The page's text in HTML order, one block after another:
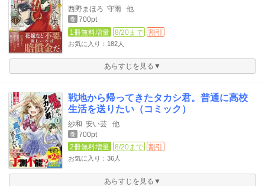
西野まほろ 守雨 他
巻 700pt
1冊無料増量
8/20まで 割引
お気に入り：182人
あらすじを見る▼
戦地から帰ってきたタカシ君。普通に高校
生活を送りたい（コミック）
紗和 安い芸 他
巻 700pt
2冊無料増量
8/20まで 割引
お気に入り：36人
あらすじを見る▼